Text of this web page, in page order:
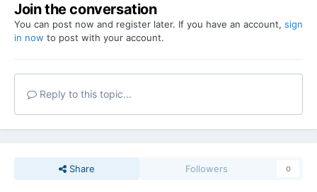
Join the conversation
You can post now and register later. If you have an account, sign
in now to post with your account.
Reply to this topic...
Share Followers 0